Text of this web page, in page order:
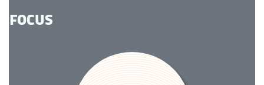
FOCUS